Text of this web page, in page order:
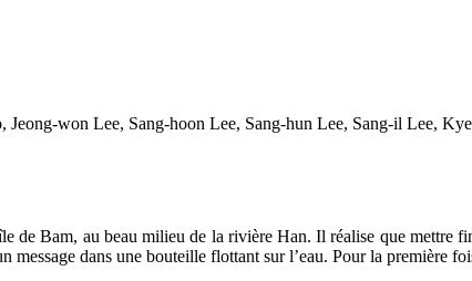
won Lee, Sang-hoon Lee, Sang-hun Lee, Sang-il Lee,
de Bam, au beau milieu de la rivière Han. Il réalise que mettre
message dans une bouteille flottant sur l’eau. Pour la première